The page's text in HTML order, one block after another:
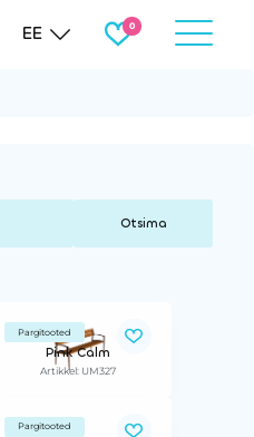
EE
Otsima
Pargitooted
Pink Calm
Artikkel: UM327
Pargitooted